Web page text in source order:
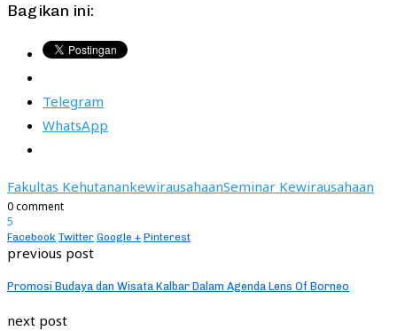
Bagikan ini:
Telegram
WhatsApp
Fakultas KehutanankewirausahaanSeminar Kewirausahaan
0 comment
5
Facebook Twitter Google + Pinterest
previous post
Promosi Budaya dan Wisata Kalbar Dalam Agenda Lens Of Borneo
next post